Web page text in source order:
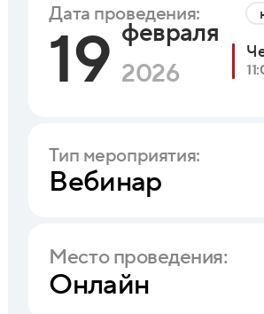
Дата проведения:
19 февраля
2026
Тип мероприятия:
Вебинар
Место проведения:
Онлайн